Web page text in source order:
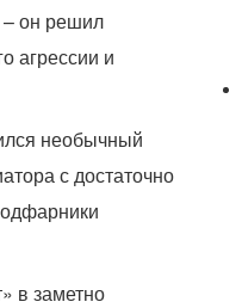
– он решил
агрессии и
необычный
с достаточно
в заметно